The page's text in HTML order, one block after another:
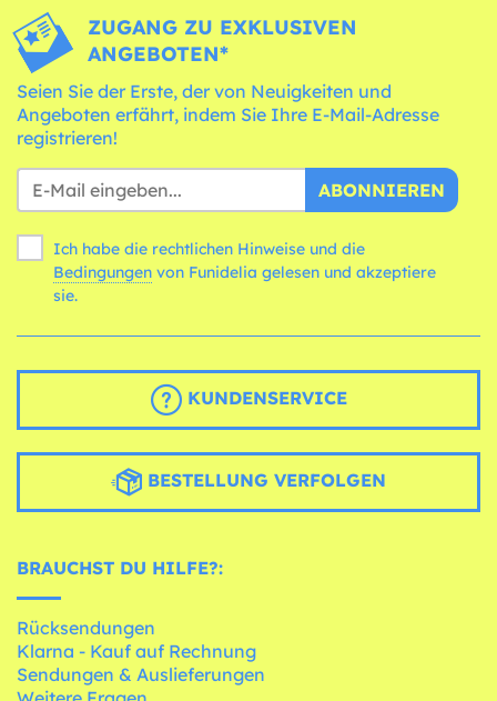
ZUGANG ZU EXKLUSIVEN
ANGEBOTEN*
Seien Sie der Erste, der von Neuigkeiten und
Angeboten erfährt, indem Sie Ihre E-Mail-Adresse
registrieren!
ABONNIEREN
Ich habe die rechtlichen Hinweise und die
Bedingungen
sie.
KUNDENSERVICE
BESTELLUNG VERFOLGEN
BRAUCHST DU HILFE?:
Rücksendungen
Klarna - Kauf auf Rechnung
Sendungen & Auslieferungen